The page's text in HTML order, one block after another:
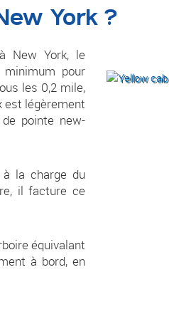
York ?
New York, le
minimum pour
les 0,2 mile,
est légèrement
pointe new-
la charge du
il facture ce
équivalant
à bord, en